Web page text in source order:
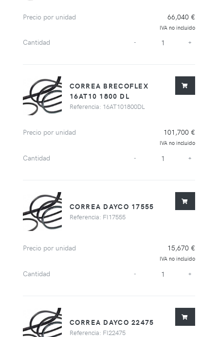
Precio por unidad 66,040 €
IVA no incluido
Cantidad - +
CORREA BRECOFLEX
16AT10 1800 DL
Referencia: 16AT101800DL
Precio por unidad 101,700 €
IVA no incluido
Cantidad - +
CORREA DAYCO 17555
Referencia: FI17555
Precio por unidad 15,670 €
IVA no incluido
Cantidad - +
CORREA DAYCO 22475
Referencia: FI22475